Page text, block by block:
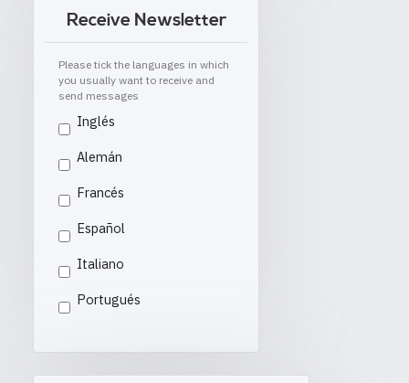
Receive Newsletter
Please tick the languages in which
you usually want to receive and
send messages
Inglés
Alemán
Francés
Español
Italiano
Portugués